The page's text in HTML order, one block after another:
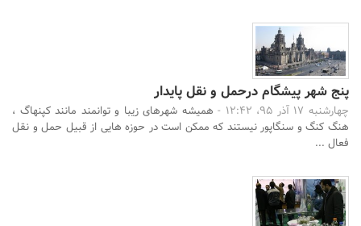
پنج شهر پیشگام درحمل و نقل پایدار
چهارشنبه 17 آذر 95، 12:42 -
همیشه شهرهای زیبا و توانمند مانند کپنهاگ ،
هنگ کنگ و سنگاپور نیستند که ممکن است در حوزه هایی از قبیل حمل و نقل
فعال ...